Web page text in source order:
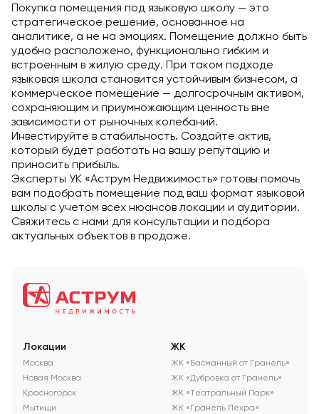
Покупка помещения под языковую школу — это
стратегическое решение, основанное на
аналитике, а не на эмоциях. Помещение должно быть
удобно расположено, функционально гибким и
встроенным в жилую среду. При таком подходе
языковая школа становится устойчивым бизнесом, а
коммерческое помещение — долгосрочным активом,
сохраняющим и приумножающим ценность вне
зависимости от рыночных колебаний.
Инвестируйте в стабильность. Создайте актив,
который будет работать на вашу репутацию и
приносить прибыль.
Эксперты УК «Аструм Недвижимость» готовы помочь
вам подобрать помещение под ваш формат языковой
школы с учетом всех нюансов локации и аудитории.
Свяжитесь с нами для консультации и подбора
актуальных объектов в продаже.
Локации
Москва
Новая Москва
Красногорск
Мытищи
ЖК
ЖК «Басманный от Гранель»
ЖК «Дубровка от Гранель»
ЖК «Театральный Парк»
ЖК «Гранель Пехра»